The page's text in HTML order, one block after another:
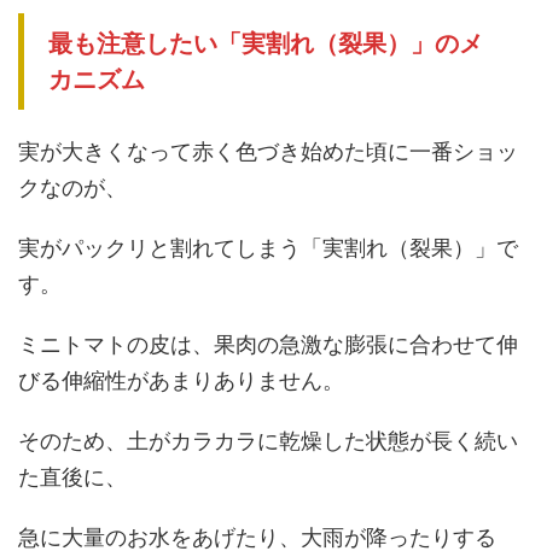
最も注意したい「実割れ（裂果）」のメ
カニズム
実が大きくなって赤く色づき始めた頃に一番ショッ
クなのが、
実がパックリと割れてしまう「実割れ（裂果）」で
す。
ミニトマトの皮は、果肉の急激な膨張に合わせて伸
びる伸縮性があまりありません。
そのため、土がカラカラに乾燥した状態が長く続い
た直後に、
急に大量のお水をあげたり、大雨が降ったりする